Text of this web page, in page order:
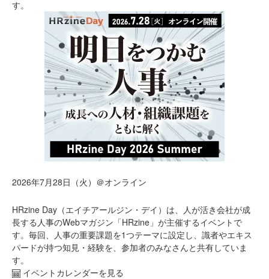
す。
2026年7月28日（火）＠オンライン
HRzine Day（エイチアールジン・デイ）は、人が活き会社が成
長する人事のWebマガジン「HRzine」が主催するイベントで
す。毎回、人事の重要課題を1つテーマに設定し、識者やエキス
パードが持つ知見・経験を、参加者のみなさんと共有していま
す。
イベントカレンダーを見る